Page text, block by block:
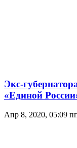
Экс-
«Единой
Апр 8, 2020, 05:09